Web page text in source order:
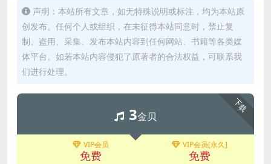
声明：本站所有文章，如无特殊说明或标注，均为本站原
创发布。任何个人或组织，在未征得本站同意时，禁止复
制、盗用、采集、发布本站内容到任何网站、书籍等各类媒
体平台。如若本站内容侵犯了原著者的合法权益，可联系我
们进行处理。
下载
3金贝
VIP会员
免费
VIP会员[永久]
免费